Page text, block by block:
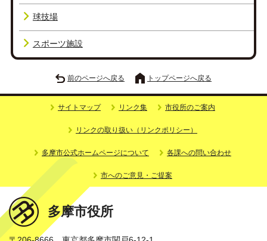
球技場
スポーツ施設
前のページへ戻る トップページへ戻る
サイトマップ リンク集 市役所のご案内
リンクの取り扱い（リンクポリシー）
多摩市公式ホームページについて 各課への問い合わせ
市へのご意見・ご提案
多摩市役所